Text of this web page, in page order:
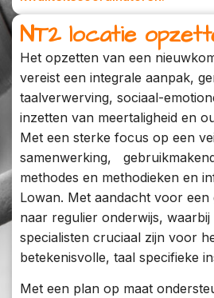
NT2 locatie
Het opzetten van een
vereist een integrale aanpak,
taalverwerving, sociaal-
inzetten van meertaligheid en
Met een sterke focus op een
samenwerking,
methodes en methodieken en
Lowan. Met aandacht voor een
naar regulier onderwijs, waarbij
specialisten cruciaal zijn voor
betekenisvolle, taal specifieke
Met een plan op maat